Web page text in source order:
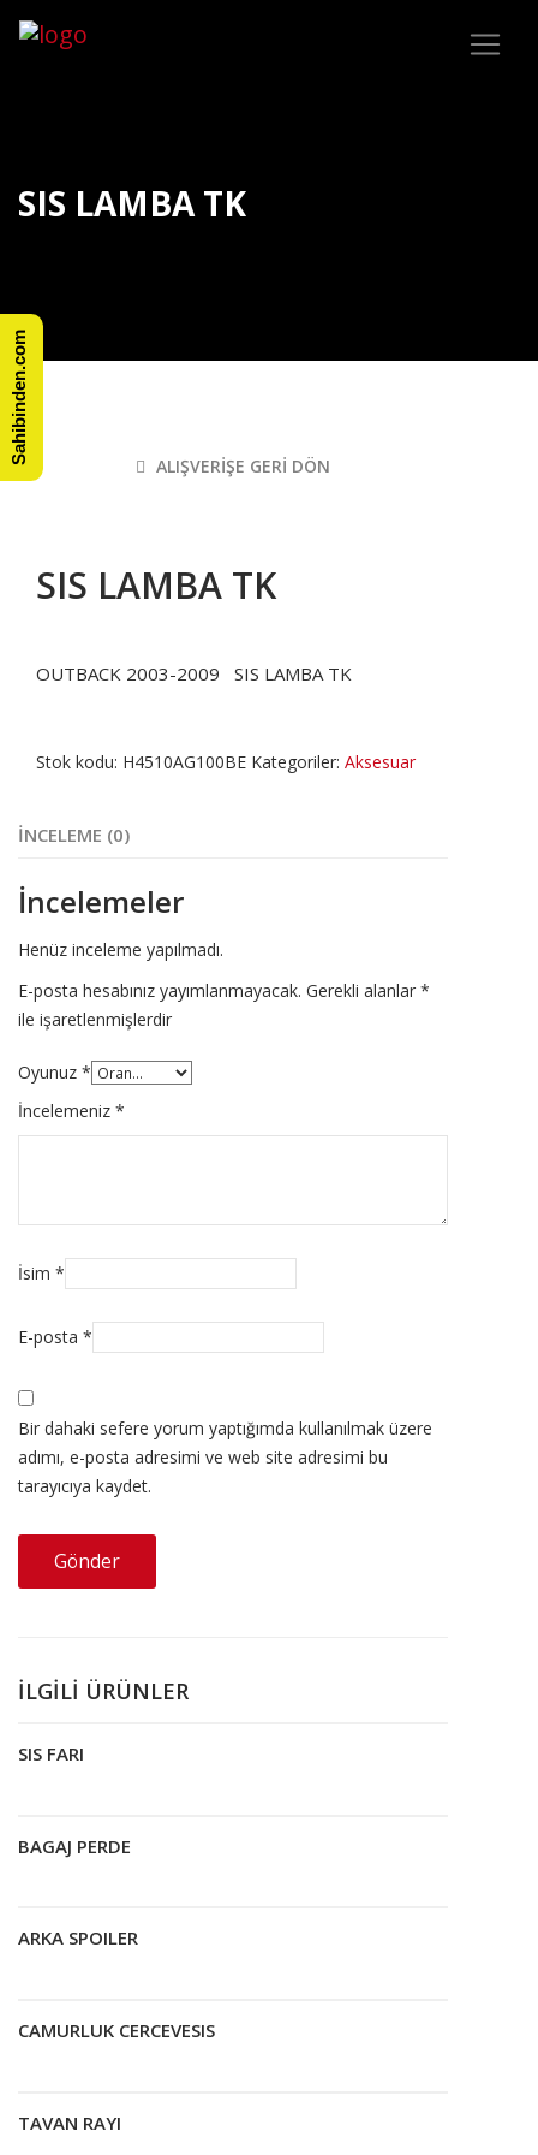
SIS LAMBA TK
ALIŞVERIŞE GERI DÖN
SIS LAMBA TK
OUTBACK 2003-2009 SIS LAMBA TK
Stok kodu: H4510AG100BE Kategoriler: Aksesuar
İNCELEME (0)
İncelemeler
Henüz inceleme yapılmadı.
E-posta hesabınız yayımlanmayacak. Gerekli alanlar *
ile işaretlenmişlerdir
Oyunuz *
İncelemeniz *
İsim *
E-posta *
Bir dahaki sefere yorum yaptığımda kullanılmak üzere
adımı, e-posta adresimi ve web site adresimi bu
tarayıcıya kaydet.
İLGILI ÜRÜNLER
SIS FARI
BAGAJ PERDE
ARKA SPOILER
Devamını oku
CAMURLUK CERCEVESIS
TAVAN RAYI
Sahibinden.com